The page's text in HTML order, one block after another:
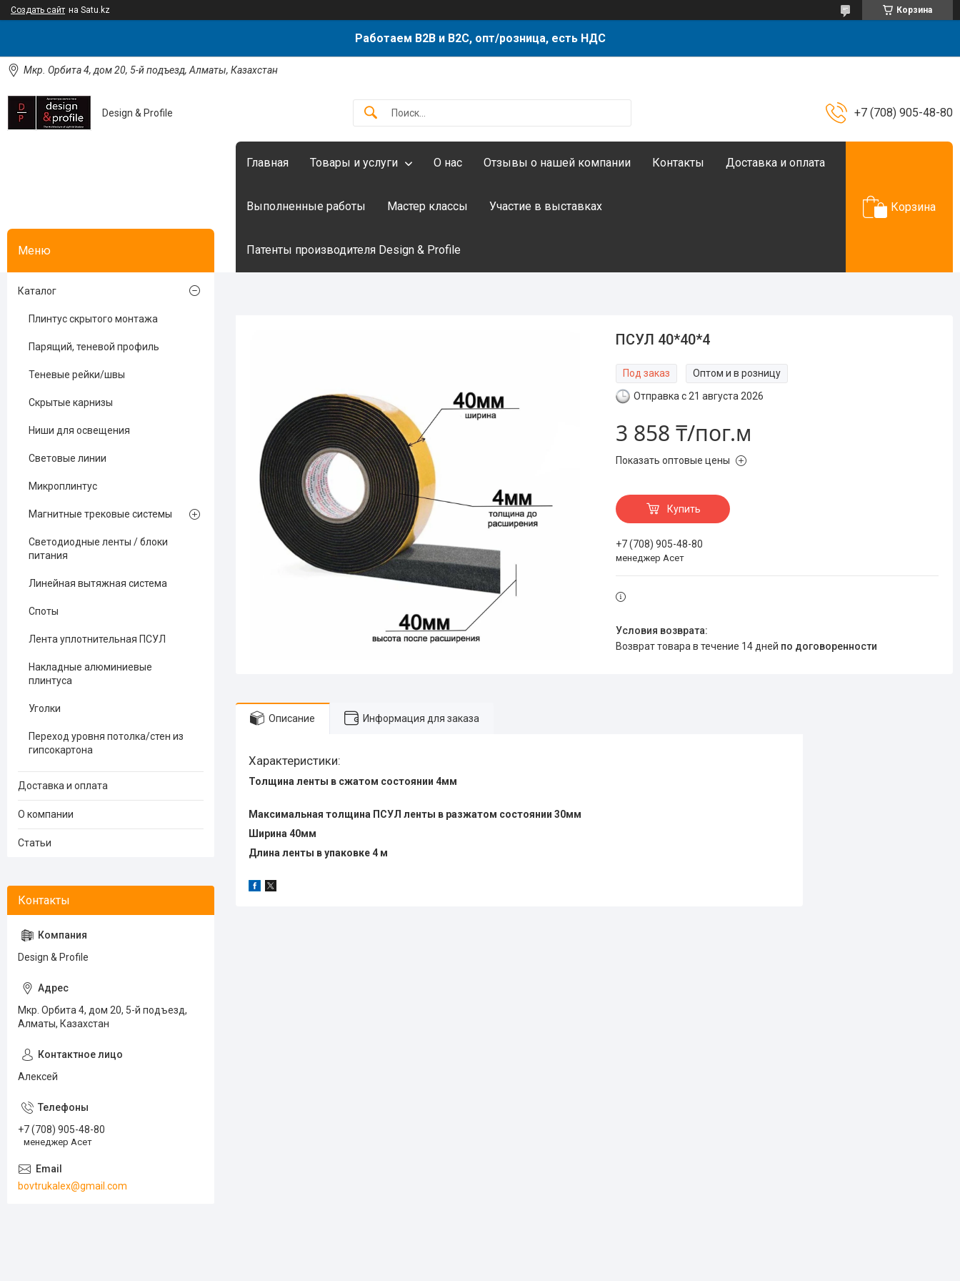
Создать сайт на Satu.kz Корзина
Работаем B2B и B2C, опт/розница, есть НДС
Мкр. Орбита 4, дом 20, 5-й подъезд, Алматы, Казахстан
Design & Profile +7 (708) 905-48-80
Главная Товары и услуги О нас Отзывы о нашей компании Контакты Доставка и оплата
Выполненные работы Мастер классы Участие в выставках
Патенты производителя Design & Profile
Корзина
ПСУЛ 40*40*4
Под заказ
Оптом и в розницу
Отправка с 21 августа 2026
3 858 ₸/пог.м
Показать оптовые цены
Купить
+7 (708) 905-48-80
менеджер Асет
возврат товара в течение 14 дней по договоренности
Описание Информация для заказа
Характеристики:
Толщина ленты в сжатом состоянии 4мм
Максимальная толщина ПСУЛ ленты в разжатом состоянии 30мм
Ширина 40мм
Длина ленты в упаковке 4 м
Каталог
Плинтус скрытого монтажа
Парящий, теневой профиль
Теневые рейки/швы
Скрытые карнизы
Ниши для освещения
Световые линии
Микроплинтус
Магнитные трековые системы
Светодиодные ленты / блоки
питания
Линейная вытяжная система
Споты
Лента уплотнительная ПСУЛ
Накладные алюминиевые
плинтуса
Уголки
Переход уровня потолка/стен из
гипсокартона
Доставка и оплата
О компании
Статьи
Design & Profile
Мкр. Орбита 4, дом 20, 5-й подъезд,
Алматы, Казахстан
Алексей
+7 (708) 905-48-80
менеджер Асет
bovtrukalex@gmail.com